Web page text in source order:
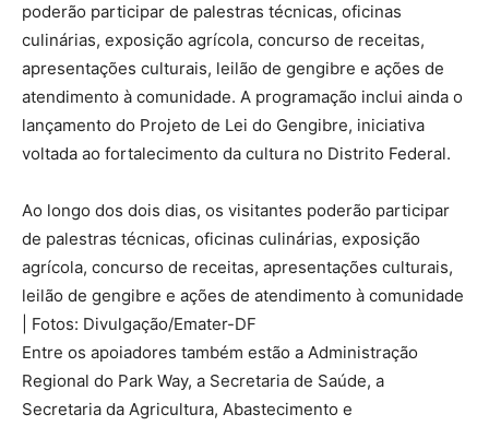
poderão participar de palestras técnicas, oficinas
culinárias, exposição agrícola, concurso de receitas,
apresentações culturais, leilão de gengibre e ações de
atendimento à comunidade. A programação inclui ainda o
lançamento do Projeto de Lei do Gengibre, iniciativa
voltada ao fortalecimento da cultura no Distrito Federal.
Ao longo dos dois dias, os visitantes poderão participar
de palestras técnicas, oficinas culinárias, exposição
agrícola, concurso de receitas, apresentações culturais,
leilão de gengibre e ações de atendimento à comunidade
| Fotos: Divulgação/Emater-DF
Entre os apoiadores também estão a Administração
Regional do Park Way, a Secretaria de Saúde, a
Secretaria da Agricultura, Abastecimento e